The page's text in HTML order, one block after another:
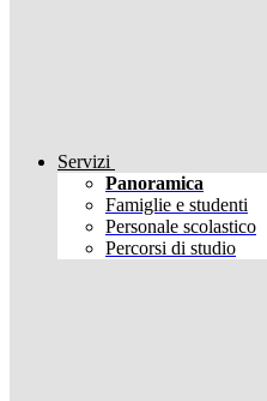
Servizi
Panoramica
Famiglie e studenti
Personale scolastico
Percorsi di studio